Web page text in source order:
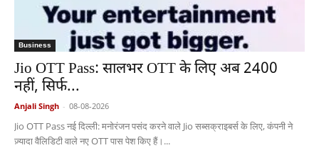
Business
Jio OTT Pass: सालभर OTT के लिए अब 2400
नहीं, सिर्फ...
Anjali Singh - 08-08-2026
Jio OTT Pass नई दिल्ली: मनोरंजन पसंद करने वाले Jio सब्सक्राइबर्स के लिए, कंपनी ने
ज़्यादा वैलिडिटी वाले नए OTT पास पेश किए हैं।...